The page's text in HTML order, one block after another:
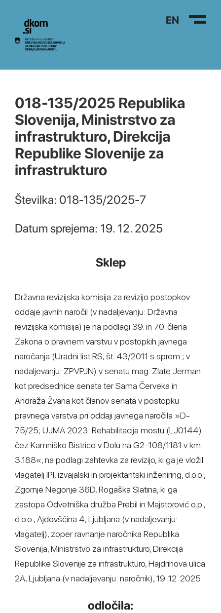
Na vsebino EN
018-135/2025 Republika
Slovenija, Ministrstvo za
infrastrukturo, Direkcija
Republike Slovenije za
infrastrukturo
Številka: 018-135/2025-7
Datum sprejema: 19. 12. 2025
Sklep
Državna revizijska komisija za revizijo postopkov
oddaje javnih naročil (v nadaljevanju: Državna
revizijska komisija) je na podlagi 39. in 70. člena
Zakona o pravnem varstvu v postopkih javnega
naročanja (Uradni list RS, št. 43/2011 s sprem.; v
nadaljevanju: ZPVPJN) v senatu mag. Zlate Jerman
kot predsednice senata ter Sama Červeka in
Andraža Žvana kot članov senata v postopku
pravnega varstva pri oddaji javnega naročila »D-
75/25; UJMA 2023: Rehabilitacija mostu (LJ0144)
čez Kamniško Bistrico v Dolu na G2-108/1181 v km
3.188«, na podlagi zahtevka za revizijo, ki ga je vložil
vlagatelj IPI, izvajalski in projektantski inženiring, d.o.o.,
Zgornje Negonje 36D, Rogaška Slatina, ki ga
zastopa Odvetniška družba Prebil in Majstorović o.p.,
d.o.o., Ajdovščina 4, Ljubljana (v nadaljevanju:
vlagatelj), zoper ravnanje naročnika Republika
Slovenija, Ministrstvo za infrastrukturo, Direkcija
Republike Slovenije za infrastrukturo, Hajdrihova ulica
2A, Ljubljana (v nadaljevanju: naročnik), 19. 12. 2025
odločila: